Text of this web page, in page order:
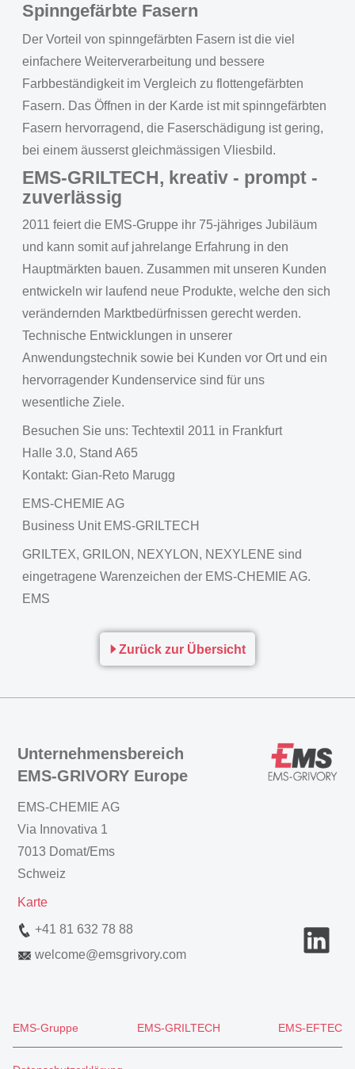
Spinngefärbte Fasern
Der Vorteil von spinngefärbten Fasern ist die viel
einfachere Weiterverarbeitung und bessere
Farbbeständigkeit im Vergleich zu flottengefärbten
Fasern. Das Öffnen in der Karde ist mit spinngefärbten
Fasern hervorragend, die Faserschädigung ist gering,
bei einem äusserst gleichmässigen Vliesbild.
EMS-GRILTECH, kreativ - prompt -
zuverlässig
2011 feiert die EMS-Gruppe ihr 75-jähriges Jubiläum
und kann somit auf jahrelange Erfahrung in den
Hauptmärkten bauen. Zusammen mit unseren Kunden
entwickeln wir laufend neue Produkte, welche den sich
verändernden Marktbedürfnissen gerecht werden.
Technische Entwicklungen in unserer
Anwendungstechnik sowie bei Kunden vor Ort und ein
hervorragender Kundenservice sind für uns
wesentliche Ziele.
Besuchen Sie uns: Techtextil 2011 in Frankfurt
Halle 3.0, Stand A65
Kontakt: Gian-Reto Marugg
EMS-CHEMIE AG
Business Unit EMS-GRILTECH
GRILTEX, GRILON, NEXYLON, NEXYLENE sind
eingetragene Warenzeichen der EMS-CHEMIE AG.
EMS
Zurück zur Übersicht
Unternehmensbereich
EMS-GRIVORY Europe
EMS-CHEMIE AG
Via Innovativa 1
7013 Domat/Ems
Schweiz
Karte
+41 81 632 78 88
welcome@emsgrivory.com
EMS-Gruppe EMS-GRILTECH EMS-EFTEC